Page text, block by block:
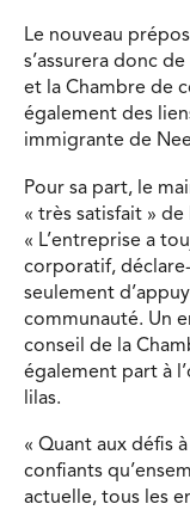
Le nouveau
s’assurera donc
et la Chambre de
également des
immigrante de
Pour sa part, le
« très satisfait »
« L’entreprise a
corporatif,
seulement
communauté. Un
conseil de la
également part à
lilas.
« Quant aux défis
confiants
actuelle, tous les